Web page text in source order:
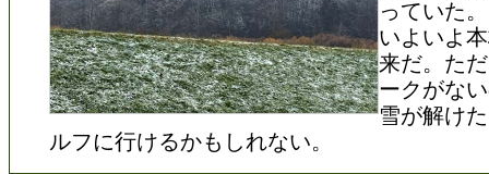
っていた。
いよいよ
来だ。た
ークがな
雪が解け
ルフに行けるかもしれない。